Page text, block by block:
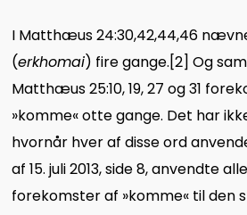
I Matthæus 24:30,42,44,46
(erkhomai) fire gange.[2] Og
Matthæus 25:10, 19, 27 og 31
»komme« otte gange. Det har
hvornår hver af disse ord
af 15. juli 2013, side 8, anvendte
forekomster af »komme« til den